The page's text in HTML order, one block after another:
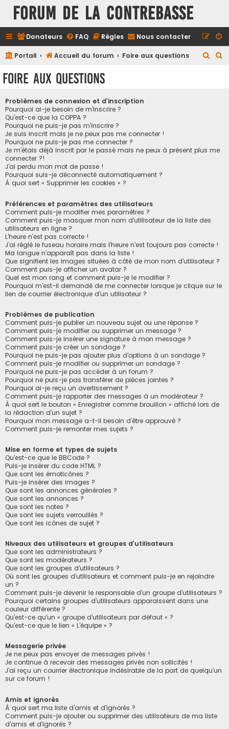
FORUM DE LA CONTREBASSE
Donateurs FAQ Règles Nous contacter
Portail Accueil du forum Foire aux questions
h
Foire aux questions
Problèmes de connexion et d’inscription
Pourquoi ai-je besoin de m’inscrire ?
Qu’est-ce que la COPPA ?
Pourquoi ne puis-je pas m’inscrire ?
Je suis inscrit mais je ne peux pas me connecter !
Pourquoi ne puis-je pas me connecter ?
Je m’étais déjà inscrit par le passé mais ne peux à présent plus me
connecter ?!
J’ai perdu mon mot de passe !
Pourquoi suis-je déconnecté automatiquement ?
À quoi sert « Supprimer les cookies » ?
Préférences et paramètres des utilisateurs
Comment puis-je modifier mes paramètres ?
Comment puis-je masquer mon nom d’utilisateur de la liste des
utilisateurs en ligne ?
L’heure n’est pas correcte !
J’ai réglé le fuseau horaire mais l’heure n’est toujours pas correcte !
Ma langue n’apparaît pas dans la liste !
Que signifient les images situées à côté de mon nom d’utilisateur ?
Comment puis-je afficher un avatar ?
Quel est mon rang et comment puis-je le modifier ?
Pourquoi m’est-il demandé de me connecter lorsque je clique sur le
lien de courrier électronique d’un utilisateur ?
Problèmes de publication
Comment puis-je publier un nouveau sujet ou une réponse ?
Comment puis-je modifier ou supprimer un message ?
Comment puis-je insérer une signature à mon message ?
Comment puis-je créer un sondage ?
Pourquoi ne puis-je pas ajouter plus d’options à un sondage ?
Comment puis-je modifier ou supprimer un sondage ?
Pourquoi ne puis-je pas accéder à un forum ?
Pourquoi ne puis-je pas transférer de pièces jointes ?
Pourquoi ai-je reçu un avertissement ?
Comment puis-je rapporter des messages à un modérateur ?
À quoi sert le bouton « Enregistrer comme brouillon » affiché lors de
la rédaction d’un sujet ?
Pourquoi mon message a-t-il besoin d’être approuvé ?
Comment puis-je remonter mes sujets ?
Mise en forme et types de sujets
Qu’est-ce que le BBCode ?
Puis-je insérer du code HTML ?
Que sont les émoticônes ?
Puis-je insérer des images ?
Que sont les annonces générales ?
Que sont les annonces ?
Que sont les notes ?
Que sont les sujets verrouillés ?
Que sont les icônes de sujet ?
Niveaux des utilisateurs et groupes d’utilisateurs
Que sont les administrateurs ?
Que sont les modérateurs ?
Que sont les groupes d’utilisateurs ?
Où sont les groupes d’utilisateurs et comment puis-je en rejoindre
un ?
Comment puis-je devenir le responsable d’un groupe d’utilisateurs ?
Pourquoi certains groupes d’utilisateurs apparaissent dans une
couleur différente ?
Qu’est-ce qu’un « groupe d’utilisateurs par défaut » ?
Qu’est-ce que le lien « L’équipe » ?
Messagerie privée
Je ne peux pas envoyer de messages privés !
Je continue à recevoir des messages privés non sollicités !
J’ai reçu un courrier électronique indésirable de la part de quelqu’un
sur ce forum !
Amis et ignorés
À quoi sert ma liste d’amis et d’ignorés ?
Comment puis-je ajouter ou supprimer des utilisateurs de ma liste
d’amis et d’ignorés ?